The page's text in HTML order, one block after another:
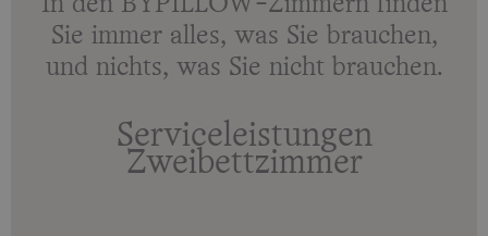
In den BYPILLOW-Zimmern finden
Sie immer alles, was Sie brauchen,
und nichts, was Sie nicht brauchen.
Serviceleistungen
Zweibettzimmer